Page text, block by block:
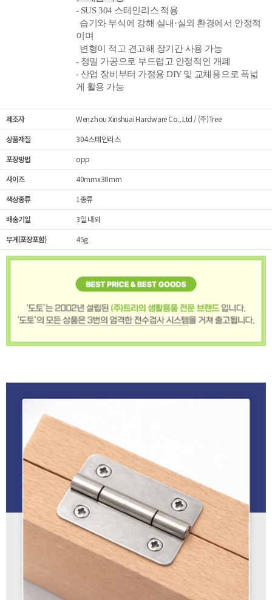
- SUS 304 스테인리스 적용
습기와 부식에 강해 실내·실외 환경에서 안정적
이며
변형이 적고 견고해 장기간 사용 가능
- 정밀 가공으로 부드럽고 안정적인 개폐
- 산업 장비부터 가정용 DIY 및 교체용으로 폭넓
게 활용 가능
제조자
Wenzhou Xinshuai Hardware Co., Ltd / (주)Tree
상품재질
304스테인리스
포장방법
opp
사이즈
40mmx30mm
색상종류
1종류
배송기일
3일 내외
무게(포장포함)
45g